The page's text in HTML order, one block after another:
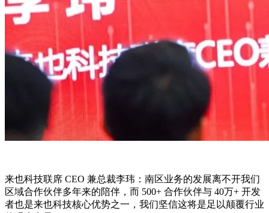
来也科技联席 CEO 兼总裁李玮：南区业务的发展离不开我们
区域合作伙伴多年来的陪伴，而 500+ 合作伙伴与 40万+ 开发
者也是来也科技核心优势之一，我们坚信这将是足以颠覆行业